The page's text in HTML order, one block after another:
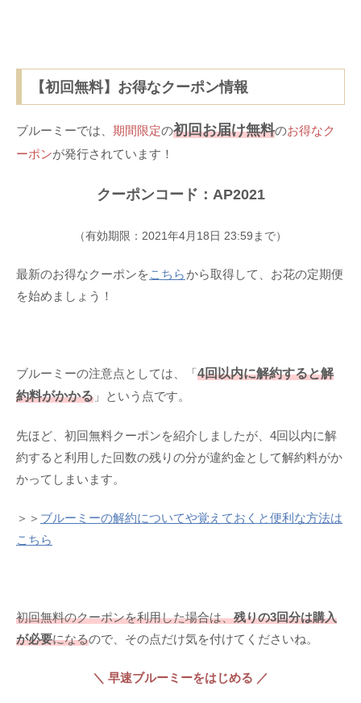
【初回無料】お得なクーポン情報
ブルーミーでは、 期間限定の初回お届け無料のお得なク
ーポンが発行されています！
クーポンコード：AP2021
（有効期限：2021年4月18日 23:59まで）
最新のお得なクーポンをこちら から取得して、お花の定期便
を始めましょう！
ブルーミーの注意点としては、「4回以内に解約すると解
約料がかかる 」という点です。
先ほど、初回無料クーポンを紹介しましたが、4回以内に解
約すると利用した回数の残りの分が違約金として解約料がか
かってしまいます。
＞＞ ブルーミーの解約についてや覚えておくと便利な方法は
こちら
初回無料のクーポンを利用した場合は、残りの3回分は購入
が必要になるので、その点だけ気を付けてくださいね。
＼ 早速ブルーミーをはじめる ／